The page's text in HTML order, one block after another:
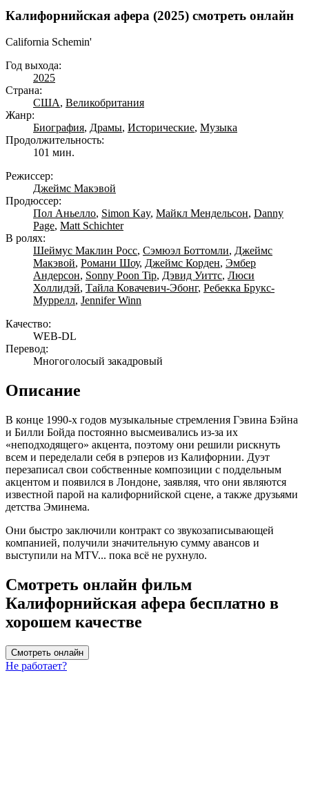
Калифорнийская афера (2025) смотреть онлайн
California Schemin'
Год выхода:
2025
Страна:
США, Великобритания
Жанр:
Биография, Драмы, Исторические, Музыка
Продолжительность:
101 мин.
Режиссер:
Джеймс Макэвой
Продюссер:
Пол Аньелло, Simon Kay, Майкл Мендельсон, Danny
Page, Matt Schichter
В ролях:
Шеймус Маклин Росс, Сэмюэл Боттомли, Джеймс
Макэвой, Романи Шоу, Джеймс Корден, Эмбер
Андерсон, Sonny Poon Tip, Дэвид Уиттс, Люси
Холлидэй, Тайла Ковачевич-Эбонг, Ребекка Брукс-
Муррелл, Jennifer Winn
Качество:
WEB-DL
Перевод:
Многоголосый закадровый
Описание
В конце 1990-х годов музыкальные стремления Гэвина Бэйна
и Билли Бойда постоянно высмеивались из-за их
«неподходящего» акцента, поэтому они решили рискнуть
всем и переделали себя в рэперов из Калифорнии. Дуэт
перезаписал свои собственные композиции с поддельным
акцентом и появился в Лондоне, заявляя, что они являются
известной парой на калифорнийской сцене, а также друзьями
детства Эминема.
Они быстро заключили контракт со звукозаписывающей
компанией, получили значительную сумму авансов и
выступили на MTV... пока всё не рухнуло.
Смотреть онлайн фильм
Калифорнийская афера бесплатно в
хорошем качестве
Смотреть онлайн
Не работает?